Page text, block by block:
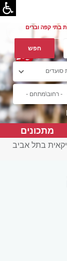
בתי קפה וברים
מתכונים
בתל אביב